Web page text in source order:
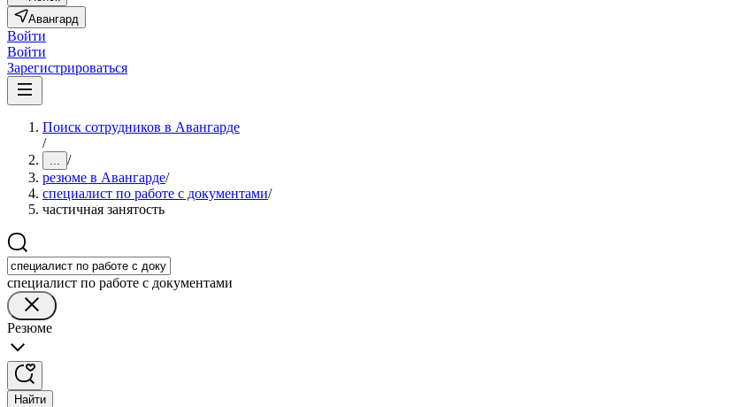
Авангард
Войти
Войти
Зарегистрироваться
Поиск сотрудников в Авангарде
/
... /
резюме в Авангарде/
специалист по работе с документами/
частичная занятость
специалист по работе с документами
Резюме
Найти